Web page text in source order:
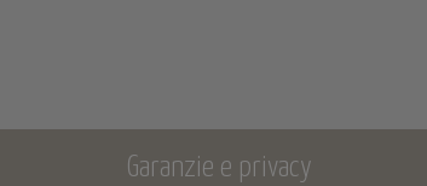
Garanzie e privacy